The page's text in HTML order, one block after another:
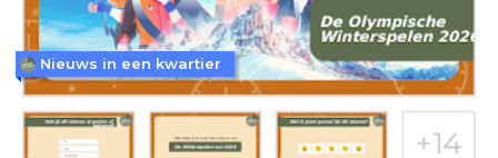
Nieuws in een kwartier